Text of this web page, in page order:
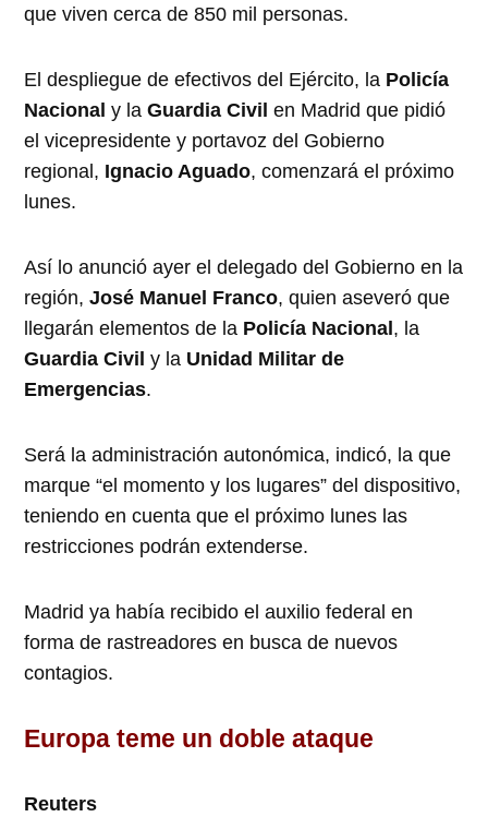
que viven cerca de 850 mil personas.
El despliegue de efectivos del Ejército, la Policía
Nacional y laGuardia Civil en Madrid que pidió
el vicepresidente y portavoz del Gobierno
regional, Ignacio Aguado, comenzará el próximo
lunes.
Así lo anunció ayer el delegado del Gobierno en la
región,José Manuel Franco, quien aseveró que
llegarán elementos de la Policía Nacional , la
Guardia Civil y la Unidad Militar de
Emergencias.
Será la administración autonómica, indicó, la que
marque “el momento y los lugares” del dispositivo,
teniendo en cuenta que el próximo lunes las
restricciones podrán extenderse.
Madrid ya había recibido el auxilio federal en
forma de rastreadores en busca de nuevos
contagios.
Europa teme un doble ataque
Reuters